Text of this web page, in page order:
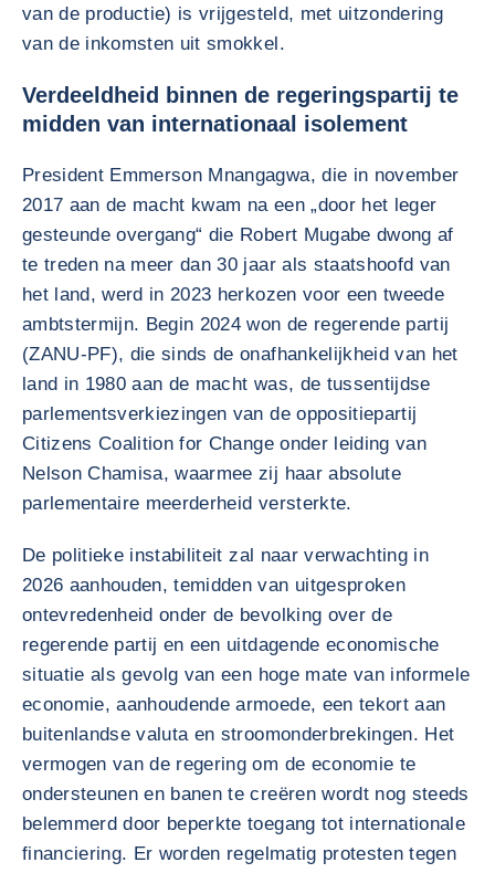
van de productie) is vrijgesteld, met uitzondering
van de inkomsten uit smokkel.
Verdeeldheid binnen de regeringspartij te
midden van internationaal isolement
President Emmerson Mnangagwa, die in november
2017 aan de macht kwam na een „door het leger
gesteunde overgang“ die Robert Mugabe dwong af
te treden na meer dan 30 jaar als staatshoofd van
het land, werd in 2023 herkozen voor een tweede
ambtstermijn. Begin 2024 won de regerende partij
(ZANU-PF), die sinds de onafhankelijkheid van het
land in 1980 aan de macht was, de tussentijdse
parlementsverkiezingen van de oppositiepartij
Citizens Coalition for Change onder leiding van
Nelson Chamisa, waarmee zij haar absolute
parlementaire meerderheid versterkte.
De politieke instabiliteit zal naar verwachting in
2026 aanhouden, temidden van uitgesproken
ontevredenheid onder de bevolking over de
regerende partij en een uitdagende economische
situatie als gevolg van een hoge mate van informele
economie, aanhoudende armoede, een tekort aan
buitenlandse valuta en stroomonderbrekingen. Het
vermogen van de regering om de economie te
ondersteunen en banen te creëren wordt nog steeds
belemmerd door beperkte toegang tot internationale
financiering. Er worden regelmatig protesten tegen